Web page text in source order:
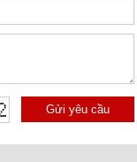
Gửi yêu cầu